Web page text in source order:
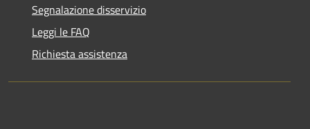
Segnalazione disservizio
Leggi le FAQ
Richiesta assistenza